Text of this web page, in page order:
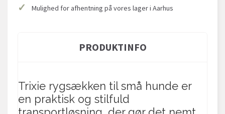
✓ Mulighed for afhentning på vores lager i Aarhus
PRODUKTINFO
Trixie rygsækken til små hunde er
en praktisk og stilfuld